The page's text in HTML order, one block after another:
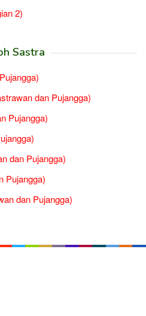
2)
Sastra
dan Pujangga)
Pujangga)
dan Pujangga)
Pujangga)
dan Pujangga)